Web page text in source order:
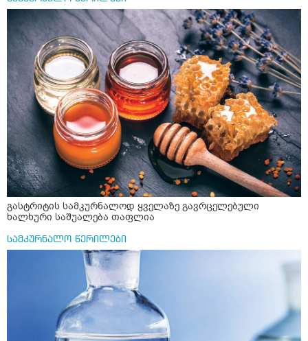
გასტრიტის სამკურნალოდ ყველაზე გავრცელებული
ხალხური საშუალება თაფლია
სამკურნალო წერილები